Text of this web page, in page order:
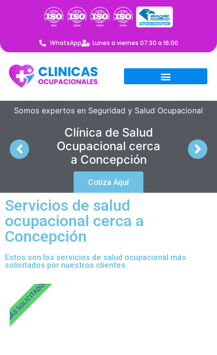
WhatsApp Lunes a viernes 07:30 a 16:00
Somos expertos en Seguridad y Salud Ocupacional
Clínica de Salud
Ocupacional cerca
a Concepción
Cotiza Aquí
Servicios de salud
ocupacional cerca a
Concepción
Estos son los servicios de salud ocupacional más
solicitados por nuestros clientes
MÁS SOLICITADOS